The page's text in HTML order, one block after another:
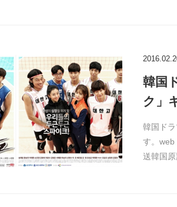
韓国
ク」
韓国ド
す。
送韓国